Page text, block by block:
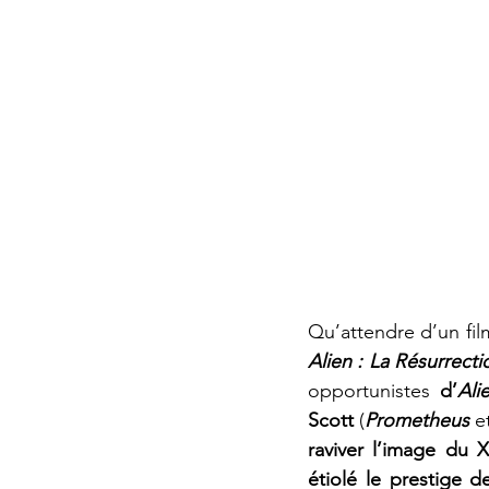
Qu’attendre d’un
Alien : La
opportunistes d’
Scott (Prometheus
raviver l’image du
étiolé le prestige